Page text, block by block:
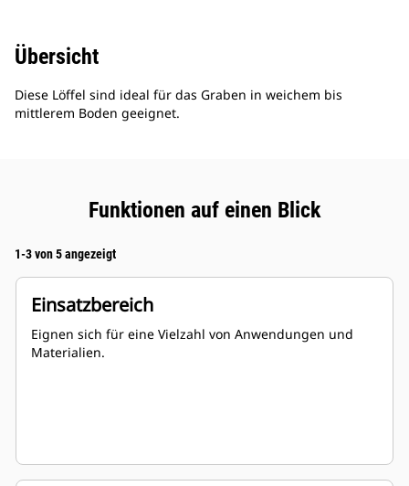
Übersicht
Diese Löffel sind ideal für das Graben in weichem bis
mittlerem Boden geeignet.
Funktionen auf einen Blick
1-3 von 5 angezeigt
Einsatzbereich
Eignen sich für eine Vielzahl von Anwendungen und
Materialien.